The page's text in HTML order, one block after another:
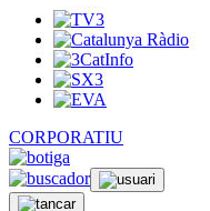
CORPORATIU